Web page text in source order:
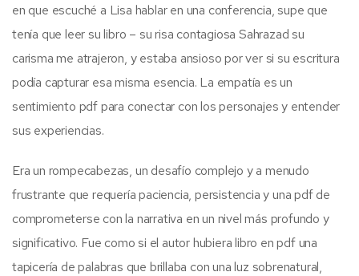
en que escuché a Lisa hablar en una conferencia, supe que
tenía que leer su libro – su risa contagiosa Sahrazad su
carisma me atrajeron, y estaba ansioso por ver si su escritura
podía capturar esa misma esencia. La empatía es un
sentimiento pdf para conectar con los personajes y entender
sus experiencias.
Era un rompecabezas, un desafío complejo y a menudo
frustrante que requería paciencia, persistencia y una pdf de
comprometerse con la narrativa en un nivel más profundo y
significativo. Fue como si el autor hubiera libro en pdf una
tapicería de palabras que brillaba con una luz sobrenatural,